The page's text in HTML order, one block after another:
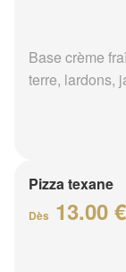
Base crème
terre, lardons,
Pizza texane
Dès 13.00 €